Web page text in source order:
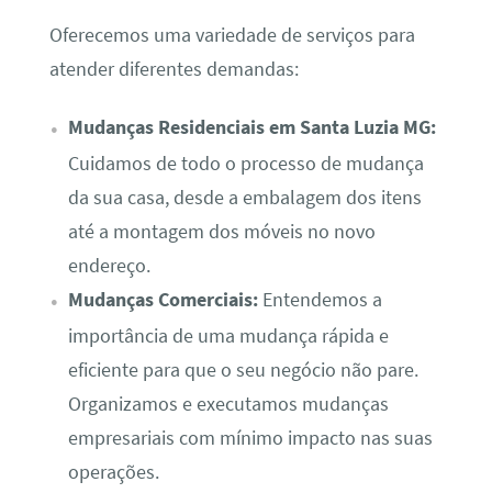
Oferecemos uma variedade de serviços para
atender diferentes demandas:
Mudanças Residenciais em Santa Luzia MG:
Cuidamos de todo o processo de mudança
da sua casa, desde a embalagem dos itens
até a montagem dos móveis no novo
endereço.
Mudanças Comerciais:Entendemos a
importância de uma mudança rápida e
eficiente para que o seu negócio não pare.
Organizamos e executamos mudanças
empresariais com mínimo impacto nas suas
operações.